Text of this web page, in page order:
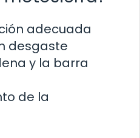
adecuada
desgaste
y la barra
de la